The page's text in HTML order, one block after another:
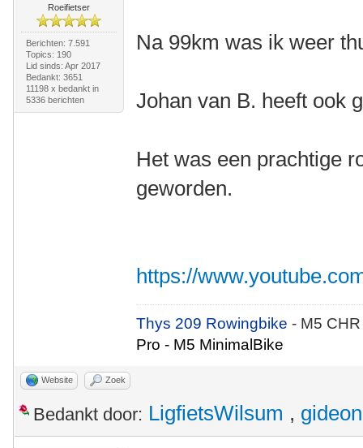
Roeifietser
Berichten: 7.591
Topics: 190
Lid sinds: Apr 2017
Bedankt: 3651
11198 x bedankt in
5336 berichten
Na 99km was ik weer
Johan van B. heeft ook
Het was een prachtige
geworden.
https://
Thys 209 Rowingbike- M5
Pro - M5 MinimalBike
Website Zoek
Bedankt door: LigfietsWilsum , gideon